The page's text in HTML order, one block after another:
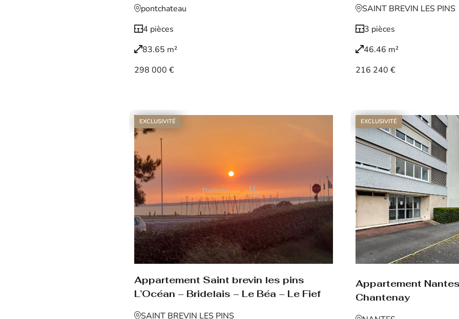
pontchateau
4 pièces
83.65 m²
298 000 €
SAINT BREVIN LES PINS
3 pièces
46.46 m²
216 240 €
EXCLUSIVITÉ
Appartement Saint brevin les pins
L’Océan – Bridelais – Le Béa – Le Fief
SAINT BREVIN LES PINS
EXCLUSIVITÉ
Appartement
Chantenay